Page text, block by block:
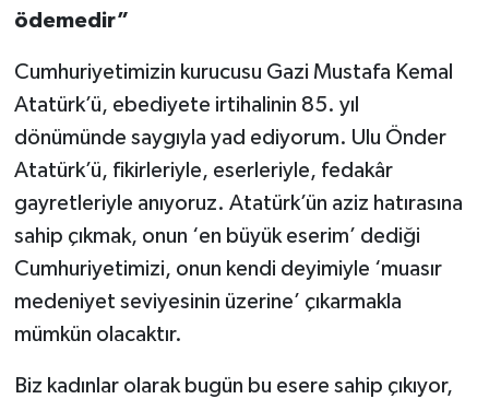
ödemedir”
Cumhuriyetimizin kurucusu Gazi Mustafa Kemal
Atatürk’ü, ebediyete irtihalinin 85. yıl
dönümünde saygıyla yad ediyorum. Ulu Önder
Atatürk’ü, fikirleriyle, eserleriyle, fedakâr
gayretleriyle anıyoruz. Atatürk’ün aziz hatırasına
sahip çıkmak, onun ‘en büyük eserim’ dediği
Cumhuriyetimizi, onun kendi deyimiyle ‘muasır
medeniyet seviyesinin üzerine’ çıkarmakla
mümkün olacaktır.
Biz kadınlar olarak bugün bu esere sahip çıkıyor,